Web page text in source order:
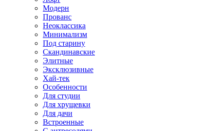
Модерн
Прованс
Неоклассика
Минимализм
Под старину
Скандинавские
Элитные
Эксклюзивные
Хай-тек
Особенности
Для студии
Для хрущевки
Для дачи
Встроенные